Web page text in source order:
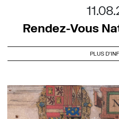
Rendez-Vous
PLUS